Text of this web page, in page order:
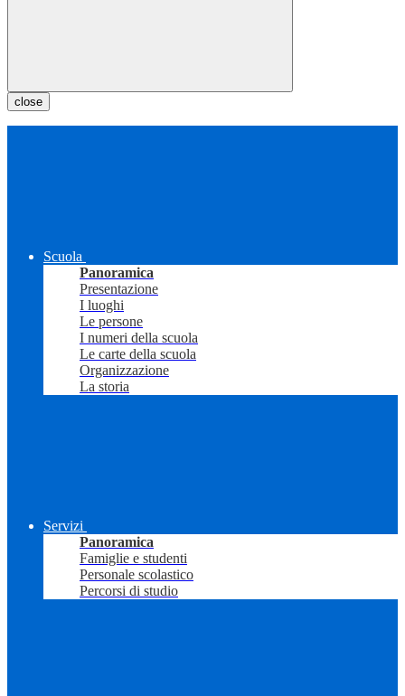
close
Scuola
Panoramica
Presentazione
I luoghi
Le persone
I numeri della scuola
Le carte della scuola
Organizzazione
La storia
Servizi
Panoramica
Famiglie e studenti
Personale scolastico
Percorsi di studio